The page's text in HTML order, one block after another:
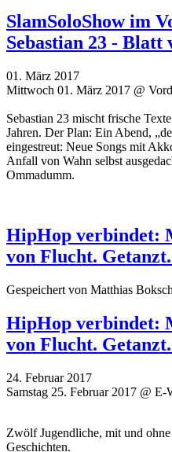
SlamSoloShow im
Sebastian 23 -
01. März 2017
Mittwoch 01. März 2017 @
Sebastian 23 mischt frische
Jahren. Der Plan: Ein Abend,
eingestreut: Neue Songs mit
Anfall von Wahn selbst
Ommadumm.
HipHop verbindet:
von Flucht.
Gespeichert von Matthias Boksch
HipHop verbindet:
von Flucht.
24. Februar 2017
Samstag 25. Februar 2017 @ E-
Zwölf Jugendliche, mit und
Geschichten.